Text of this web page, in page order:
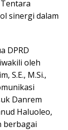
sinergi dalam
DPRD
oleh
S.E., M.Si.,
Danrem
Haluoleo,
berbagai